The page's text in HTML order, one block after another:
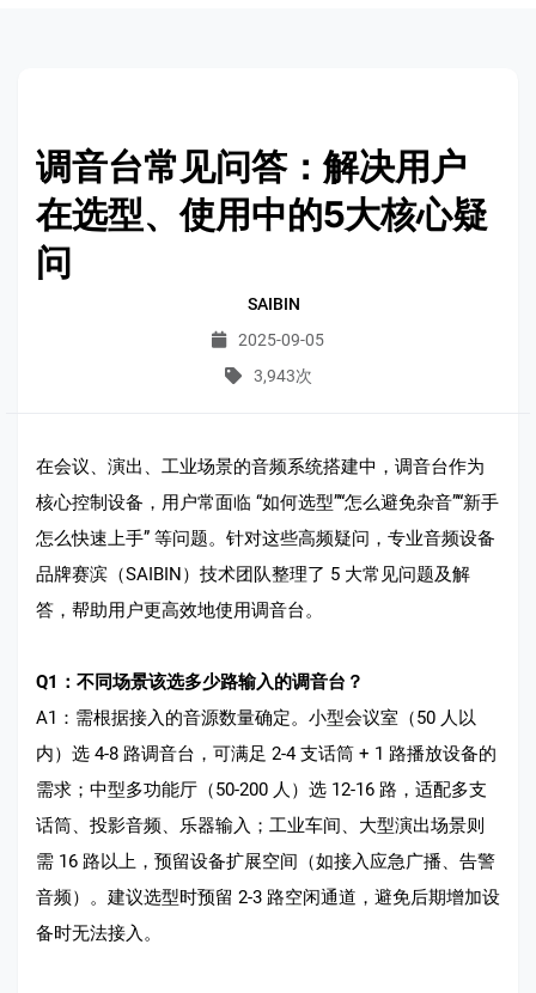
调音台常见问答：解决用户
在选型、使用中的5大核心疑
问
SAIBIN
2025-09-05
3,943次
在会议、演出、工业场景的音频系统搭建中，调音台作为
核心控制设备，用户常面临 “如何选型”“怎么避免杂音”“新手
怎么快速上手” 等问题。针对这些高频疑问，专业音频设备
品牌赛滨（SAIBIN）技术团队整理了 5 大常见问题及解
答，帮助用户更高效地使用调音台。
Q1：不同场景该选多少路输入的调音台？
A1：需根据接入的音源数量确定。小型会议室（50 人以
内）选 4-8 路调音台，可满足 2-4 支话筒 + 1 路播放设备的
需求；中型多功能厅（50-200 人）选 12-16 路，适配多支
话筒、投影音频、乐器输入；工业车间、大型演出场景则
需 16 路以上，预留设备扩展空间（如接入应急广播、告警
音频）。建议选型时预留 2-3 路空闲通道，避免后期增加设
备时无法接入。